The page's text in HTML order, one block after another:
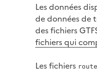
Les données
de données de
des fichiers
fichiers qui
Les fichiers